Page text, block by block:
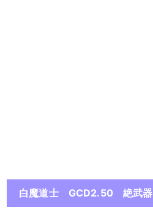
白魔道士 GCD2.50 絶武器